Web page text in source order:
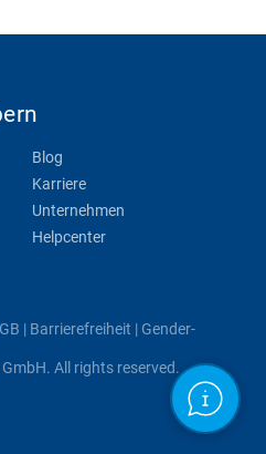
Blog
Karriere
Unternehmen
Helpcenter
| Barrierefreiheit | Gender-
All rights reserved.